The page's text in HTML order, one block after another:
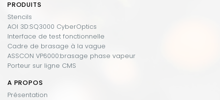
PRODUITS
Stencils
AOI 3D:SQ3000 CyberOptics
Interface de test fonctionnelle
Cadre de brasage à la vague
ASSCON VP6000:brasage phase vapeur
Porteur sur ligne CMS
A PROPOS
Présentation